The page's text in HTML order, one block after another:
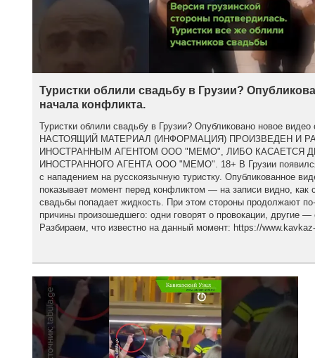
Туристки облили свадьбу в Грузии?
начала конфликта.
Туристки облили свадьбу в Грузии? Опубликовано новое
НАСТОЯЩИЙ МАТЕРИАЛ (ИНФОРМАЦИЯ) ПРОИЗВЕДЕН И
ИНОСТРАННЫМ АГЕНТОМ ООО "МЕМО", ЛИБО КАСАЕТСЯ
ИНОСТРАННОГО АГЕНТА ООО "МЕМО". 18+ В Грузии появился
с нападением на русскоязычную туристку. Опубликованное
показывает момент перед конфликтом — на записи видно, как
свадьбы попадает жидкость. При этом стороны продолжают
причины произошедшего: одни говорят о провокации, другие —
Разбираем, что известно на данный момент: https://